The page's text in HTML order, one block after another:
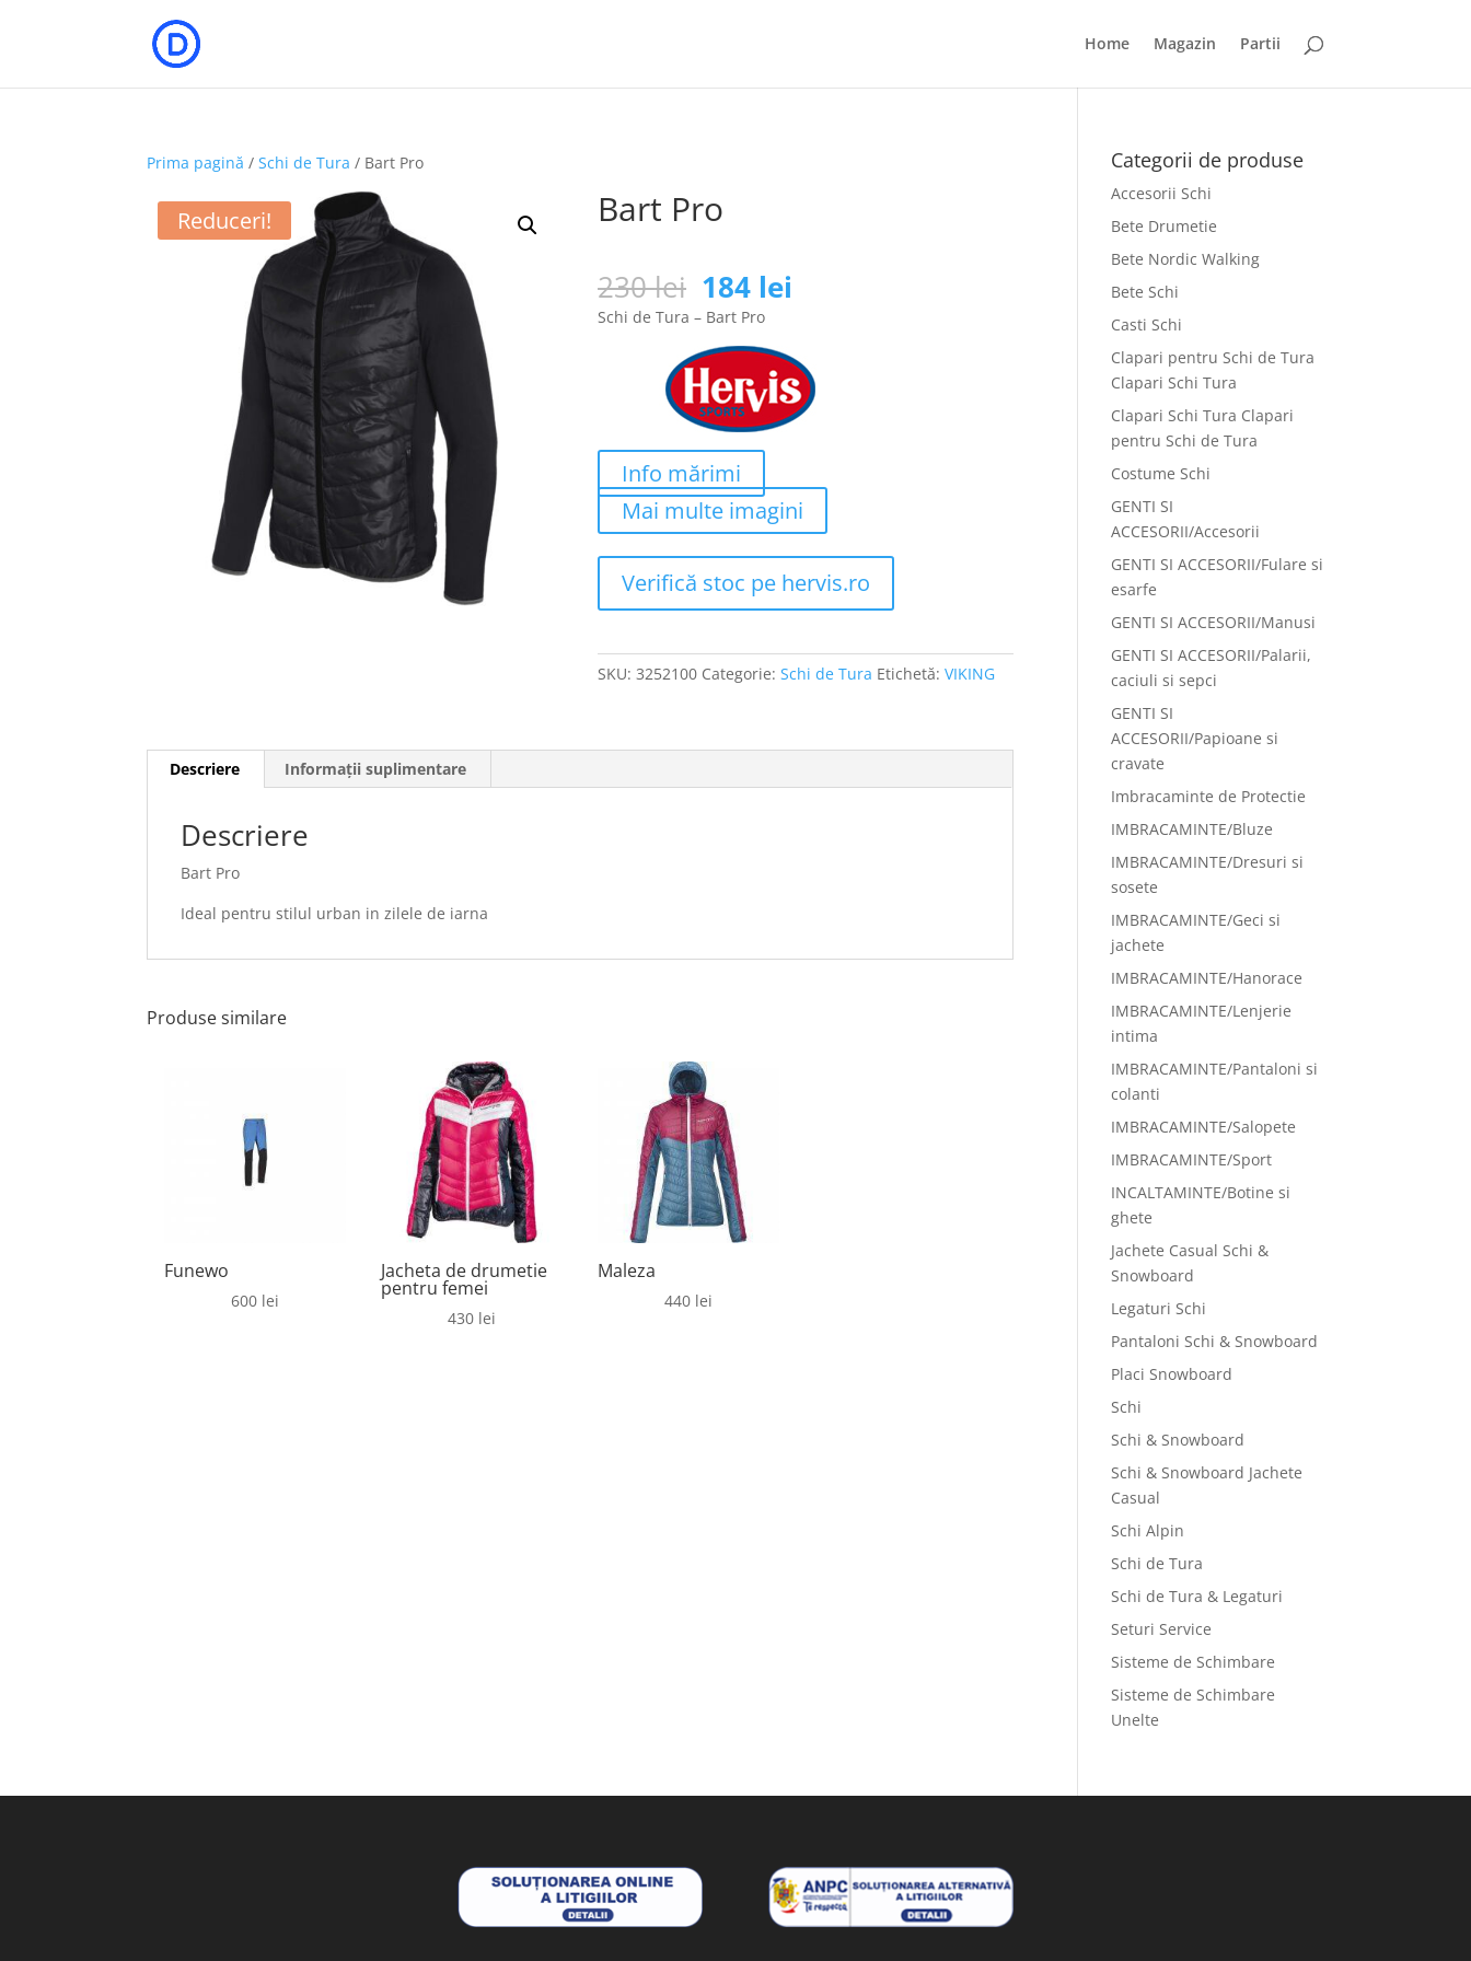
Home Magazin Partii
Prima pagină /Schi de Tura / Bart Pro
Reduceri! Bart Pro
230lei Prețul
inițial
a
fost:
230 lei.
184 lei
184 lei.
Schi de Tura – Bart Pro
Info mărimi
Mai multe imagini
Verifică stoc pe hervis.ro
SKU:3252100 Categorie:Schi de Tura Etichetă:VIKING
Descriere Informații suplimentare
Descriere
Bart Pro
Ideal pentru stilul urban in zilele de iarna
Produse similare
Funewo
600 lei
Jacheta de drumetie
pentru femei
430 lei
Maleza
440 lei
Categorii de produse
Accesorii Schi
Bete Drumetie
Bete Nordic Walking
Bete Schi
Casti Schi
Clapari pentru Schi de Tura
Clapari Schi Tura
Clapari Schi Tura Clapari
pentru Schi de Tura
Costume Schi
GENTI SI
ACCESORII/Accesorii
GENTI SI ACCESORII/Fulare si
esarfe
GENTI SI ACCESORII/Manusi
GENTI SI ACCESORII/Palarii,
caciuli si sepci
GENTI SI
ACCESORII/Papioane si
cravate
Imbracaminte de Protectie
IMBRACAMINTE/Bluze
IMBRACAMINTE/Dresuri si
sosete
IMBRACAMINTE/Geci si
jachete
IMBRACAMINTE/Hanorace
IMBRACAMINTE/Lenjerie
intima
IMBRACAMINTE/Pantaloni si
colanti
IMBRACAMINTE/Salopete
IMBRACAMINTE/Sport
INCALTAMINTE/Botine si
ghete
Jachete Casual Schi &
Snowboard
Legaturi Schi
Pantaloni Schi & Snowboard
Placi Snowboard
Schi
Schi & Snowboard
Schi & Snowboard Jachete
Casual
Schi Alpin
Schi de Tura
Schi de Tura & Legaturi
Seturi Service
Sisteme de Schimbare
Sisteme de Schimbare
Unelte